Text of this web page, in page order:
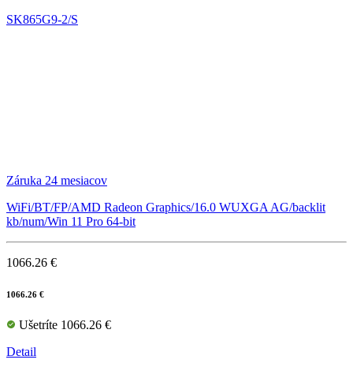
SK865G9-2/S
Záruka 24 mesiacov
WiFi/BT/FP/AMD Radeon Graphics/16.0 WUXGA AG/backlit
kb/num/Win 11 Pro 64-bit
1066.26 €
1066.26 €
Ušetríte 1066.26 €
Detail